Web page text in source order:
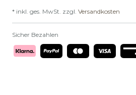
* inkl. ges. MwSt. zzgl. Versandkosten
Sicher Bezahlen